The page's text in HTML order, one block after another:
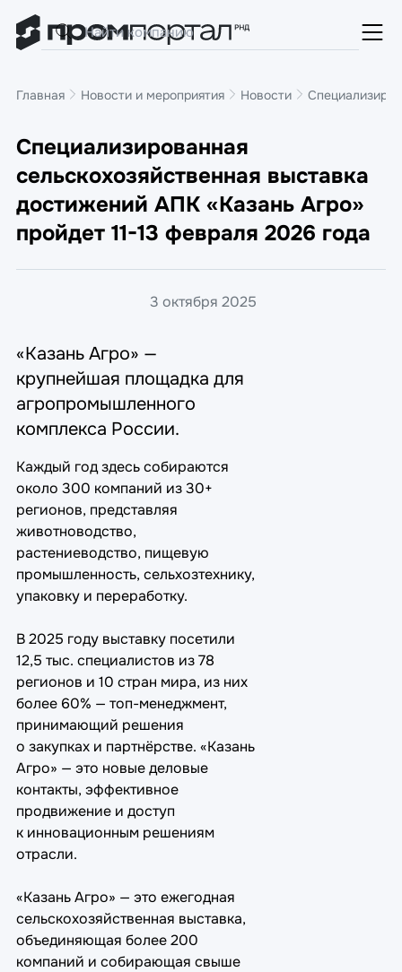
Главная Новости и мероприятия Новости
Специализированная
сельскохозяйственная выставка
достижений АПК «Казань Агро»
пройдет 11-13 февраля 2026 года
3 октября 2025
«Казань Агро» —
крупнейшая площадка для
агропромышленного
комплекса России.
Каждый год здесь собираются
около 300 компаний из 30+
регионов, представляя
животноводство,
растениеводство, пищевую
промышленность, сельхозтехнику,
упаковку и переработку.
В 2025 году выставку посетили
12,5 тыс. специалистов из 78
регионов и 10 стран мира, из них
более 60% — топ-менеджмент,
принимающий решения
о закупках и партнёрстве. «Казань
Агро» — это новые деловые
контакты, эффективное
продвижение и доступ
к инновационным решениям
отрасли.
«Казань Агро» — это ежегодная
сельскохозяйственная выставка,
объединяющая более 200
компаний и собирающая свыше